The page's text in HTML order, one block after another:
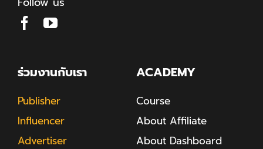
ร่วมงานกับเรา
Publisher
Influencer
Advertiser
ACADEMY
Course
About Affiliate
About Dashboard